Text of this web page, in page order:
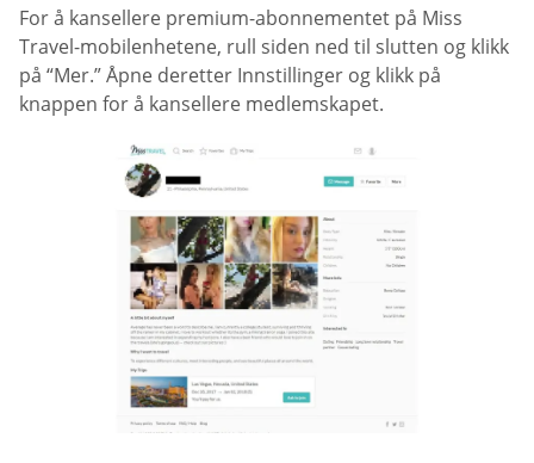
For å kansellere premium-abonnementet på Miss
Travel-mobilenhetene, rull siden ned til slutten og klikk
på “Mer.” Åpne deretter Innstillinger og klikk på
knappen for å kansellere medlemskapet.